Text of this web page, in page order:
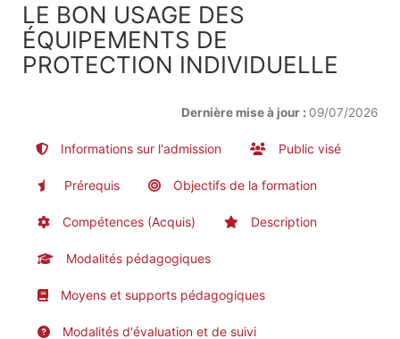
LE BON USAGE DES
ÉQUIPEMENTS DE
PROTECTION INDIVIDUELLE
Dernière mise à jour : 09/07/2026
Informations sur l'admission Public visé
Prérequis Objectifs de la formation
Compétences (Acquis) Description
Modalités pédagogiques
Moyens et supports pédagogiques
Modalités d'évaluation et de suivi